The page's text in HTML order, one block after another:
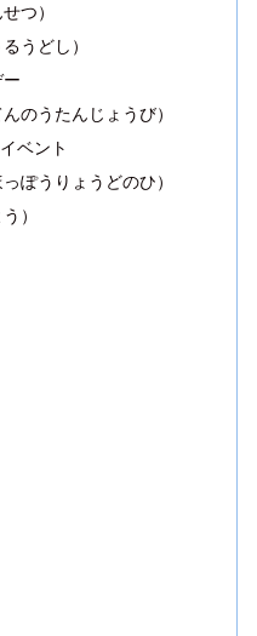
つ）
うどし）
のうたんじょうび）
ベント
ぽうりょうどのひ）
）